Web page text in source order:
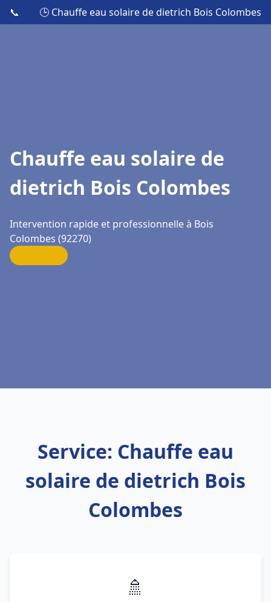
📞 🕒 Chauffe eau solaire de dietrich Bois Colombes
Chauffe eau solaire de
dietrich Bois Colombes
Intervention rapide et professionnelle à Bois
Colombes (92270)
Service: Chauffe eau
solaire de dietrich Bois
Colombes
🚿